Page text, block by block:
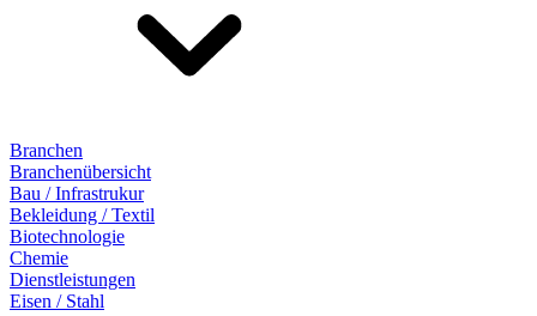
Branchen
Branchenübersicht
Bau / Infrastrukur
Bekleidung / Textil
Biotechnologie
Chemie
Dienstleistungen
Eisen / Stahl